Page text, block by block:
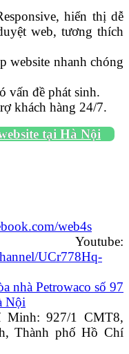
hiển thị dễ
web, tương thích
website nhanh chóng
vấn đề phát sinh.
khách hàng 24/7.
tại Hà Nội
web4s
UCr778Hq-
nhà Petrowaco số 97
Nội
927/1 CMT8,
Thành phố Hồ Chí